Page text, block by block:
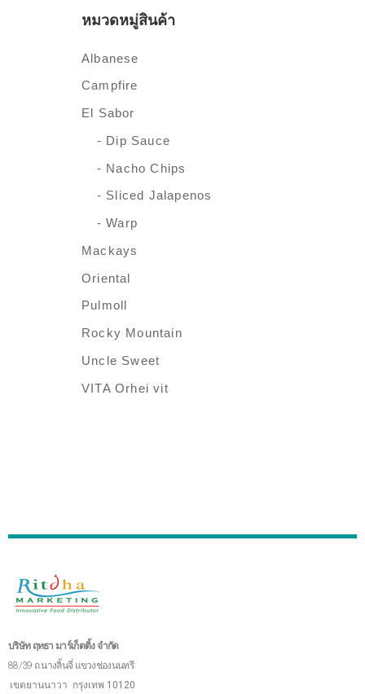
หมวดหมู่สินค้า
Albanese
Campfire
El Sabor
- Dip Sauce
- Nacho Chips
- Sliced Jalapenos
- Warp
Mackays
Oriental
Pulmoll
Rocky Mountain
Uncle Sweet
VITA Orhei vit
บริษัท ฤทธา มาร์เก็ตติ้ง จำกัด
88/39 ถ.นางลิ้นจี่ แขวงช่องนนทรี
เขตยานนาวา กรุงเทพ 10120